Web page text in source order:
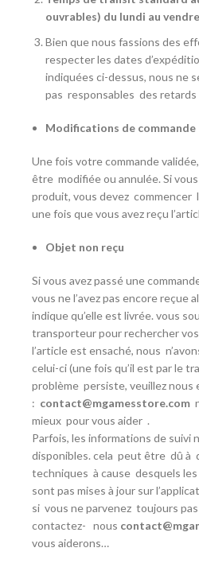
ouvrables) du lundi au
Bien que nous fassions des
respecter les dates
indiquées ci-dessus, nous ne
pas responsables des retards
Modifications de commande
Une fois votre commande
être modifiée ou annulée. Si
produit, vous devez commencer
une fois que vous avez reçu
Objet non reçu
Si vous avez passé une
vous ne l’avez pas encore reçue
indique qu’elle est livrée. vous
transporteur pour rechercher
l’article est ensaché, nous
celui-ci (une fois qu’il est par le
problème persiste, veuillez nous
: contact@mgamesstore.com
mieux pour vous aider .
Parfois, les informations de suivi
disponibles. cela peut être dû à
techniques à cause desquels
sont pas mises à jour sur
si vous ne parvenez toujours
contactez- nous
vous aiderons…